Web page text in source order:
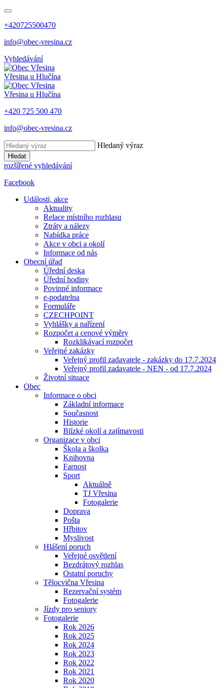
+420725500470
info@obec-vresina.cz
Vyhledávání
Vřesina u Hlučína
Vřesina u Hlučína
+420 725 500 470
info@obec-vresina.cz
Hledaný výraz
Hledat
rozšířené vyhledávání
Facebook
Události, akce
Aktuality
Relace místního rozhlasu
Ztráty a nálezy
Nabídka práce
Akce v obci a okolí
Informace od nás
Obecní úřad
Úřední deska
Úřední hodiny
Povinné informace
e-podatelna
Formuláře
CZECHPOINT
Vyhlášky a nařízení
Rozpočet a cenové výměry
Rozklikávací rozpočet
Veřejné zakázky
Veřejný profil zadavatele - zakázky do 17.7.2024
Veřejný profil zadavatele - NEN - od 17.7.2024
Životní situace
Obec
Informace o obci
Základní informace
Současnost
Historie
Blízké okolí a zajímavosti
Organizace v obci
Škola a školka
Knihovna
Farnost
Sport
Aktuálně
TJ Vřesina
Fotogalerie
Doprava
Pošta
Hřbitov
Myslivost
Hlášení poruch
Veřejné osvětlení
Bezdrátový rozhlas
Ostatní poruchy
Tělocvična Vřesina
Rezervační systém
Fotogalerie
Jízdy pro seniory
Fotogalerie
Rok 2026
Rok 2025
Rok 2024
Rok 2023
Rok 2022
Rok 2021
Rok 2020